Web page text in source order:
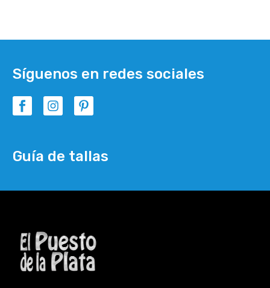
Síguenos en redes sociales
Guía de tallas